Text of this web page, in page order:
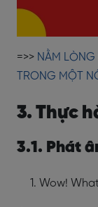
=>> NẰM LÒNG
TRONG MỘT
3. Thực
3.1. Phát
Wow!